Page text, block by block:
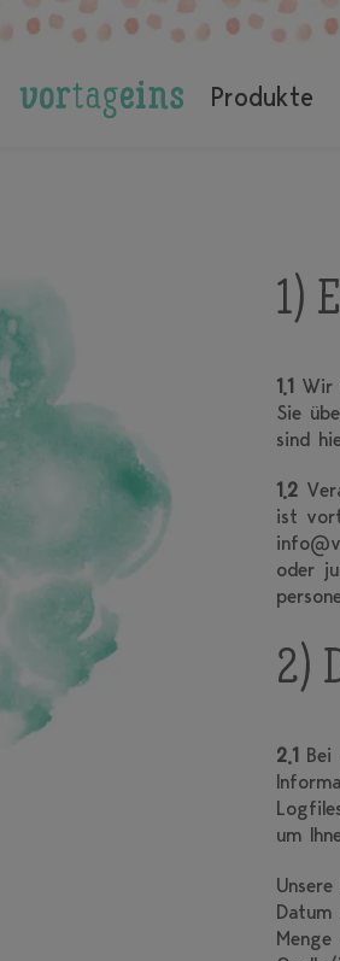
Produkte
1)
1.1 Wir
Sie
sind
1.2
ist
oder
2)
2.1
um